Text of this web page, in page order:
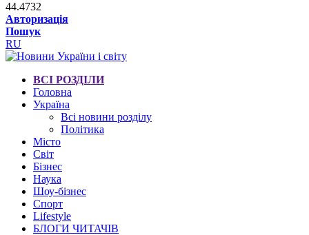
44.4732
Авторизація
Пошук
RU
ВСІ РОЗДІЛИ
Головна
Україна
Всі новини розділу
Політика
Місто
Світ
Бізнес
Наука
Шоу-бізнес
Спорт
Lifestyle
БЛОГИ ЧИТАЧІВ